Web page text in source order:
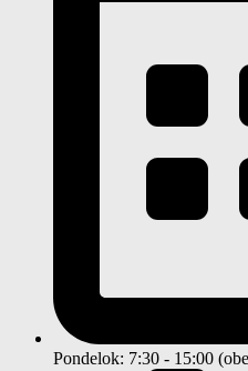
Pondelok: 7:30 - 15:00